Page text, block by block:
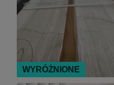
WYRÓŻNIONE